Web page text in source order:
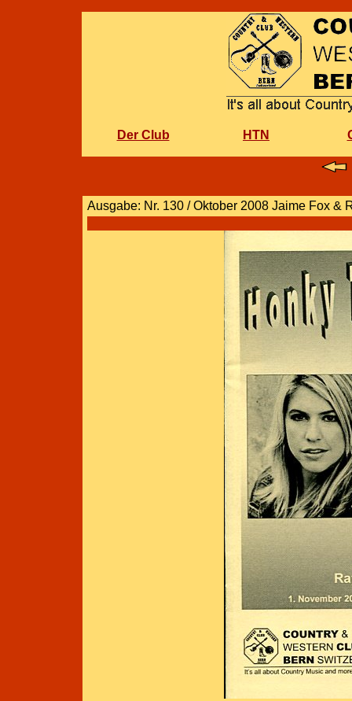
Der Club HTN
Ausgabe: Nr. 130 / Oktober 2008 Jaime Fox &